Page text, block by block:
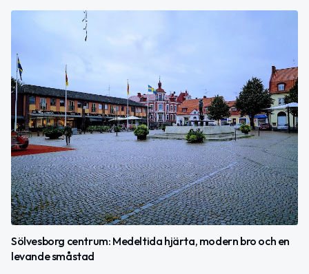
Sölvesborg centrum: Medeltida hjärta, modern bro och en
levande småstad